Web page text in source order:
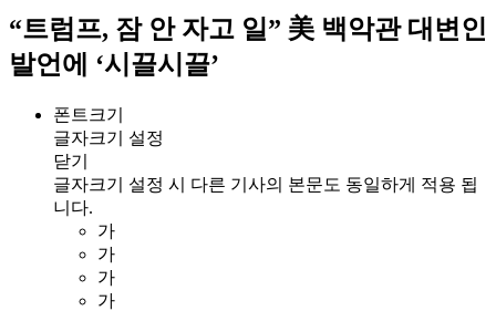
“트럼프, 잠 안 자고 일” 美 백악관 대변인
발언에 ‘시끌시끌’
폰트크기
글자크기 설정
닫기
글자크기 설정 시 다른 기사의 본문도 동일하게 적용 됩
니다.
가
가
가
가